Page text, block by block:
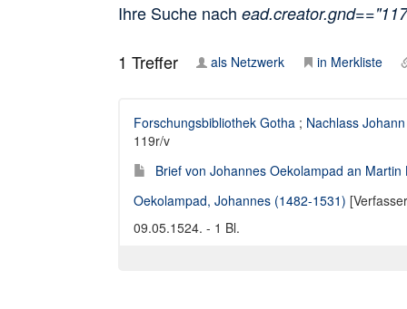
Ihre Suche nach
1 Treffer als Netzwerk in Merkliste
Forschungsbibliothek Gotha ; Nachlass
119r/v
Brief von Johannes Oekolampad an
Oekolampad, Johannes (1482-1531)
09.05.1524. - 1 Bl.